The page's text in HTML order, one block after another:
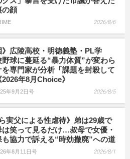
の顔
2026/8/6
》広陵高校・明徳義塾・PL学
球に蔓延る“暴力体質”が変わら
専門家が分析「課題を封殺して
年8月Choice》
年9月2日号 2026/8/5
実父による性虐待》弟は29歳で
は笑って見るだけ…叔母で女優・
協力で訴える“時効撤廃”への道
年8月11日号 2026/8/1